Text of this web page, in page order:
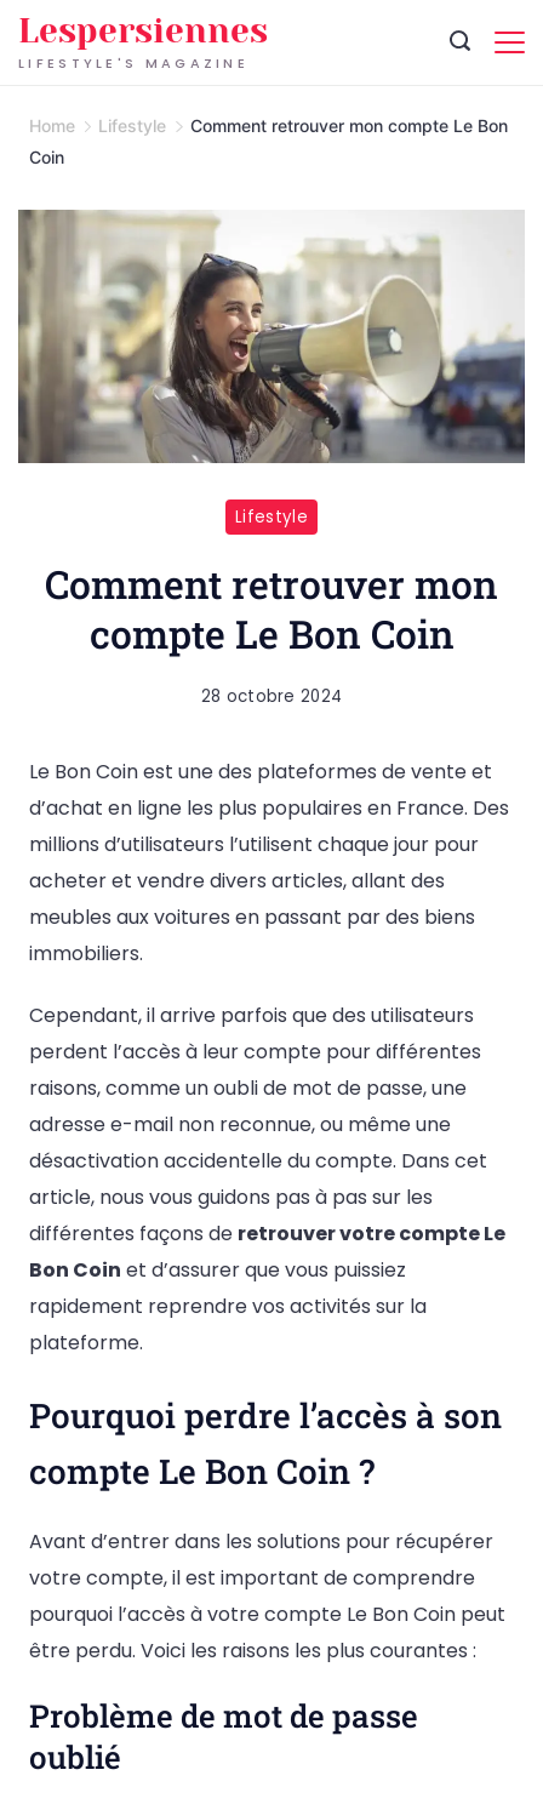
Skip
toLIFESTYLE'S MAGAZINE
Lespersiennes
Home Lifestyle
Comment retrouver mon compte Le Bon
Coin
Lifestyle
Comment retrouver mon
compte Le Bon Coin
28 octobre 2024
Le Bon Coin est une des plateformes de vente et
d’achat en ligne les plus populaires en France. Des
millions d’utilisateurs l’utilisent chaque jour pour
acheter et vendre divers articles, allant des
meubles aux voitures en passant par des biens
immobiliers.
Cependant, il arrive parfois que des utilisateurs
perdent l’accès à leur compte pour différentes
raisons, comme un oubli de mot de passe, une
adresse e-mail non reconnue, ou même une
désactivation accidentelle du compte. Dans cet
article, nous vous guidons pas à pas sur les
différentes façons de retrouver votre compte Le
Bon Coin et d’assurer que vous puissiez
rapidement reprendre vos activités sur la
plateforme.
Pourquoi perdre l’accès à son
compte Le Bon Coin ?
Avant d’entrer dans les solutions pour récupérer
votre compte, il est important de comprendre
pourquoi l’accès à votre compte Le Bon Coin peut
être perdu. Voici les raisons les plus courantes :
Problème de mot de passe
oublié